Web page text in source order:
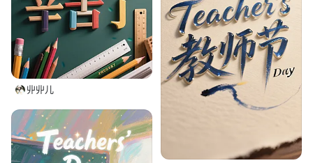
丱丱儿